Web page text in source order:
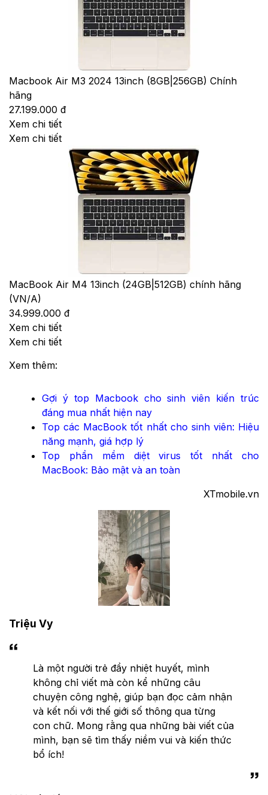
Macbook Air M3 2024 13inch (8GB|256GB) Chính
hãng
27.199.000 đ
Xem chi tiết
Xem chi tiết
MacBook Air M4 13inch (24GB|512GB) chính hãng
(VN/A)
34.999.000 đ
Xem chi tiết
Xem chi tiết
Xem thêm:
Gợi ý top Macbook cho sinh viên kiến trúc
đáng mua nhất hiện nay
Top các MacBook tốt nhất cho sinh viên: Hiệu
năng mạnh, giá hợp lý
Top phần mềm diệt virus tốt nhất cho
MacBook: Bảo mật và an toàn
XTmobile.vn
Triệu Vy
Là một người trẻ đầy nhiệt huyết, mình
không chỉ viết mà còn kể những câu
chuyện công nghệ, giúp bạn đọc cảm nhận
và kết nối với thế giới số thông qua từng
con chữ. Mong rằng qua những bài viết của
mình, bạn sẽ tìm thấy niềm vui và kiến thức
bổ ích!